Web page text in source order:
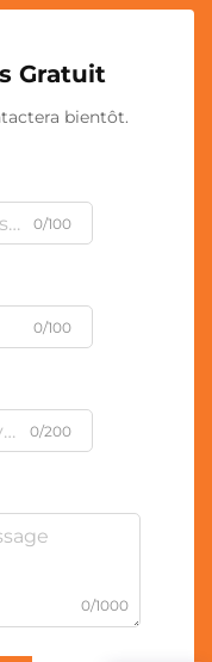
Gratuit
bientôt.
0/100
0/100
0/200
0/1000